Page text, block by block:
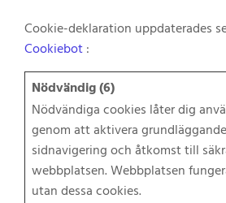
Cookie-deklaration uppdaterades
Cookiebot:
Nödvändig (6)
Nödvändiga cookies låter dig
genom att aktivera
sidnavigering och åtkomst till
webbplatsen. Webbplatsen
utan dessa cookies.